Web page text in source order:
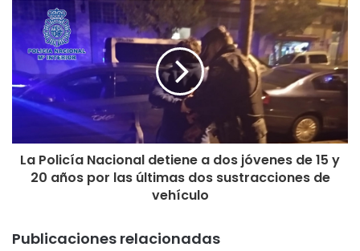
La Policía Nacional detiene a dos jóvenes de 15 y
20 años por las últimas dos sustracciones de
vehículo
Publicaciones relacionadas